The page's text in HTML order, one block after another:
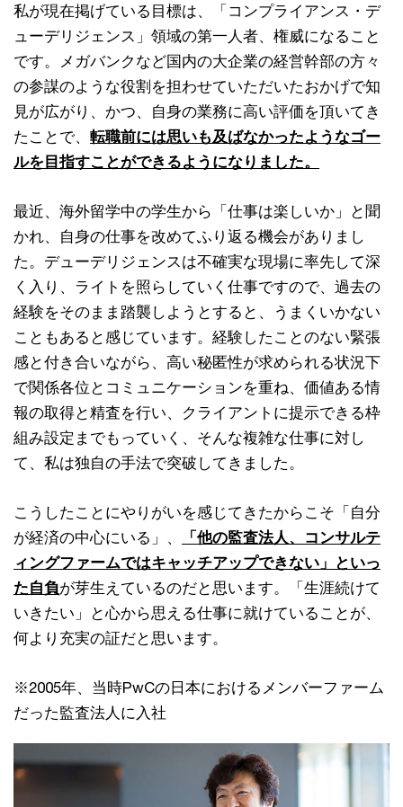
私が現在掲げている目標は、「コンプライアンス・デ
ューデリジェンス」領域の第一人者、権威になること
です。メガバンクなど国内の大企業の経営幹部の方々
の参謀のような役割を担わせていただいたおかげで知
見が広がり、かつ、自身の業務に高い評価を頂いてき
たことで、 転職前には思いも及ばなかったようなゴー
ルを目指すことができるようになりました。
最近、海外留学中の学生から「仕事は楽しいか」と聞
かれ、自身の仕事を改めてふり返る機会がありまし
た。デューデリジェンスは不確実な現場に率先して深
く入り、ライトを照らしていく仕事ですので、過去の
経験をそのまま踏襲しようとすると、うまくいかない
こともあると感じています。経験したことのない緊張
感と付き合いながら、高い秘匿性が求められる状況下
で関係各位とコミュニケーションを重ね、価値ある情
報の取得と精査を行い、クライアントに提示できる枠
組み設定までもっていく、そんな複雑な仕事に対し
て、私は独自の手法で突破してきました。
こうしたことにやりがいを感じてきたからこそ「自分
が経済の中心にいる」、
「他の監査法人、コンサルテ
ィングファームではキャッチアップできない」といっ
た自負が芽生えているのだと思います。「生涯続けて
いきたい」と心から思える仕事に就けていることが、
何より充実の証だと思います。
※2005年、当時PwCの日本におけるメンバーファーム
だった監査法人に入社